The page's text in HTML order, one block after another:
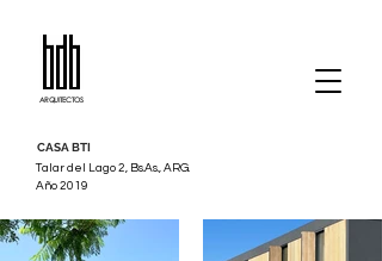
ARQUITECTOS
CASA BTI
Talar del Lago 2, Bs.As., ARG.
Año 2019